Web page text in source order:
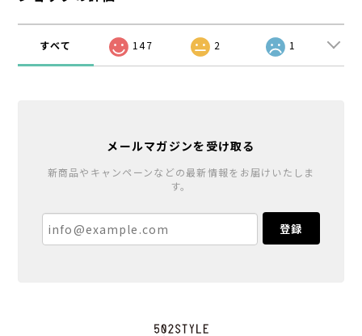
すべて 147 2 1
メールマガジンを受け取る
新商品やキャンペーンなどの最新情報をお届けいたしま
す。
登録